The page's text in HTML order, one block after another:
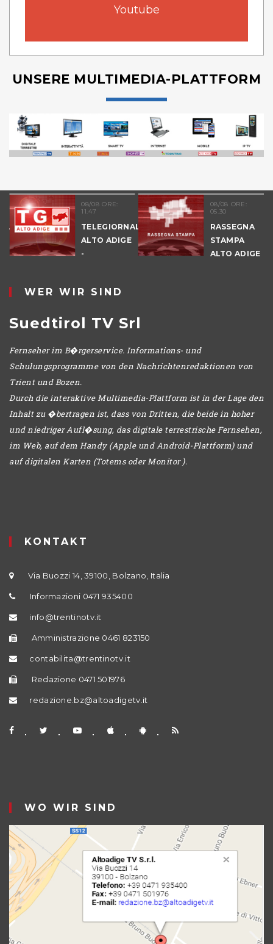
Youtube
UNSERE MULTIMEDIA-PLATTFORM
08/08 ORE:
11.47
TELEGIORNALE
ALTO ADIGE
-
08/08 ORE:
05.30
RASSEGNA
STAMPA
ALTO ADIGE
WER WIR SIND
Suedtirol TV Srl
Fernseher im B�rgerservice. Informations- und
Schulungsprogramme von den Nachrichtenredaktionen von
Trient und Bozen.
Durch die interaktive Multimedia-Plattform ist in der Lage den
Inhalt zu �bertragen ist, dass von Dritten, die beide in hoher
und niedriger Aufl�sung, das digitale terrestrische Fernsehen,
im Web, auf dem Handy (Apple und Android-Plattform) und
auf digitalen Karten (Totems oder Monitor ).
KONTAKT
Via Buozzi 14, 39100, Bolzano, Italia
Informazioni 0471 935400
info@trentinotv.it
Amministrazione 0461 823150
contabilita@trentinotv.it
Redazione 0471 501976
redazione.bz@altoadigetv.it
WO WIR SIND